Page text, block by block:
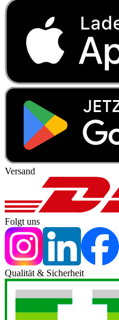
Versand
Folgt uns
Qualität & Sicherheit